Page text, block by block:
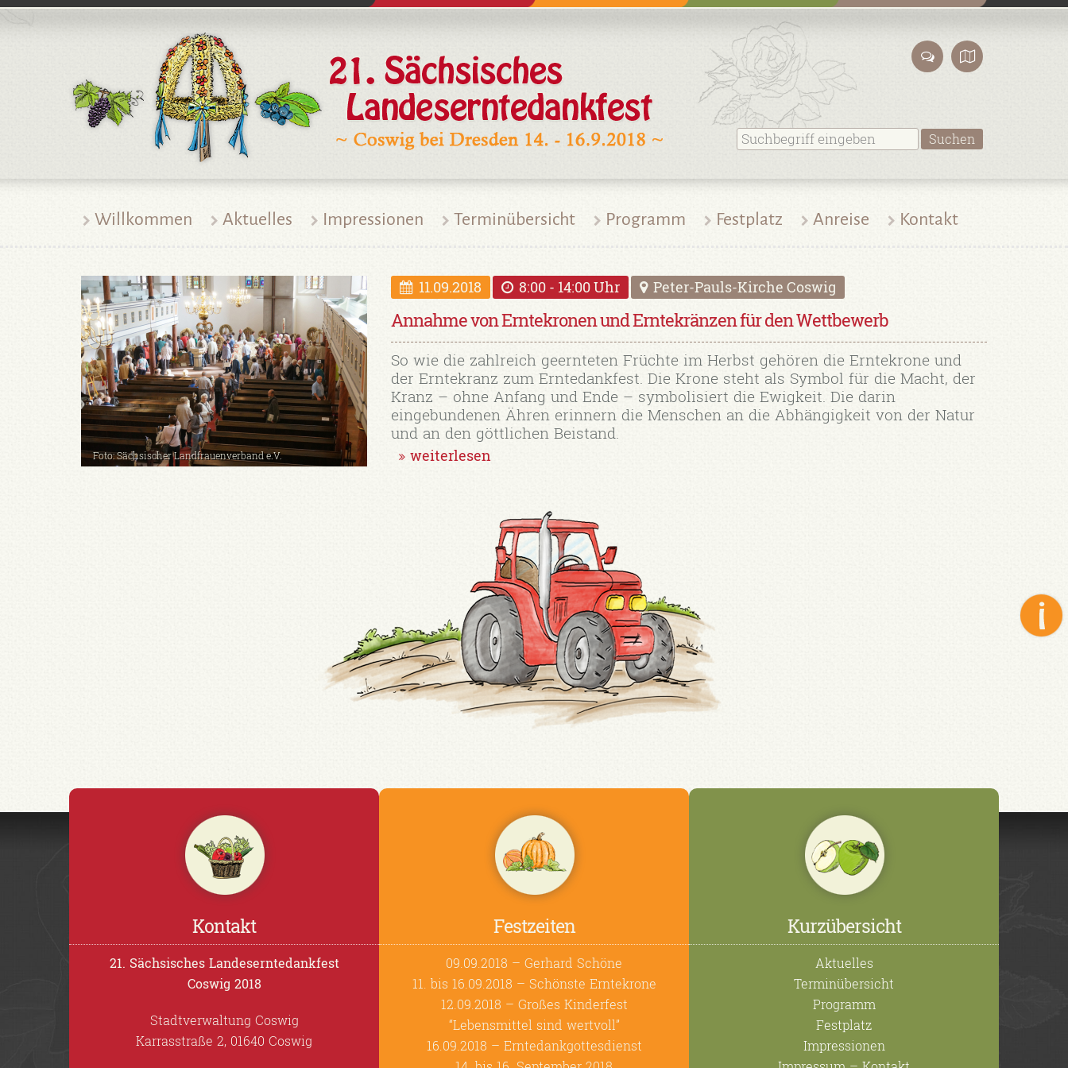
Willkommen Aktuelles Impressionen Terminübersicht Programm Festplatz Anreise Kontakt
Foto: Sächsischer Landfrauenverband e.V.
11.09.2018 8:00 - 14:00 Uhr Peter-Pauls-Kirche Coswig
Annahme von Erntekronen und Erntekränzen für den Wettbewerb
So wie die zahlreich geernteten Früchte im Herbst gehören die Erntekrone und
der Erntekranz zum Erntedankfest. Die Krone steht als Symbol für die Macht, der
Kranz – ohne Anfang und Ende – symbolisiert die Ewigkeit. Die darin
eingebundenen Ähren erinnern die Menschen an die Abhängigkeit von der Natur
und an den göttlichen Beistand.
weiterlesen
Kontakt
21. Sächsisches Landeserntedankfest
Coswig 2018
Stadtverwaltung Coswig
Karrasstraße 2, 01640 Coswig
Festzeiten
09.09.2018 – Gerhard Schöne
11. bis 16.09.2018 – Schönste Erntekrone
12.09.2018 – Großes Kinderfest
“Lebensmittel sind wertvoll”
16.09.2018 – Erntedankgottesdienst
Kurzübersicht
Aktuelles
Terminübersicht
Programm
Festplatz
Impressionen